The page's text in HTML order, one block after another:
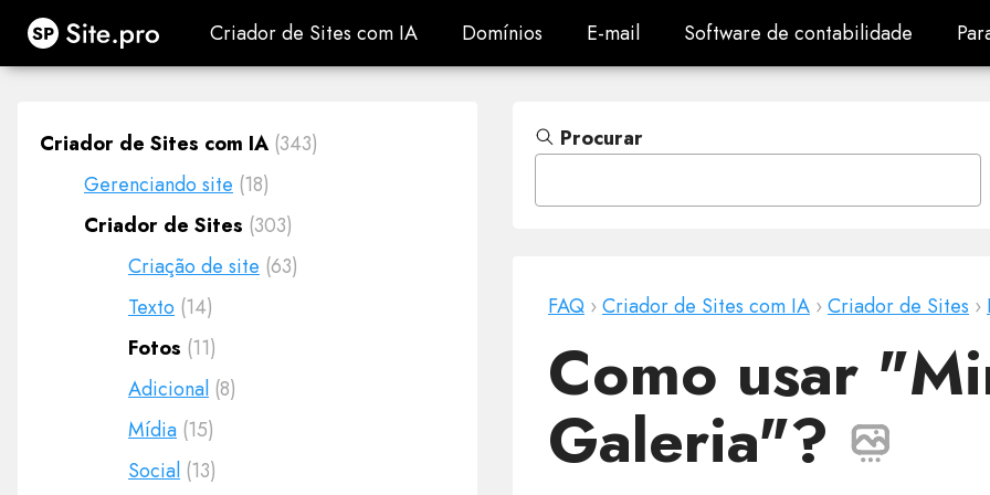
Site.pro Criador de Sites com IA
Criador de Sites com IA Domínios
Domínios E-mail
E-mail Software de contabilidade
Software de contabilidade
Criador de Sites com IA (343)
Gerenciando site (18)
Criador de Sites (303)
Criação de site (63)
Texto (14)
Fotos (11)
Adicional (8)
Mídia (15)
Social (13)
Procurar
FAQ ›Criador de Sites com IA ›Criador de Sites ›
Como usar
Galeria"?